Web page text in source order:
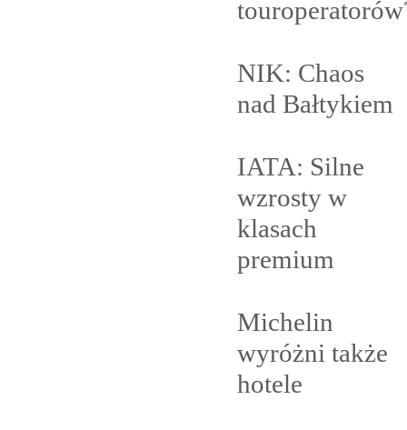
NIK: Chaos
nad Bałtykiem
IATA: Silne
wzrosty w
klasach
premium
Michelin
wyróżni także
hotele